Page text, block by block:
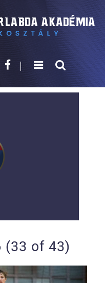
(33 of 43)